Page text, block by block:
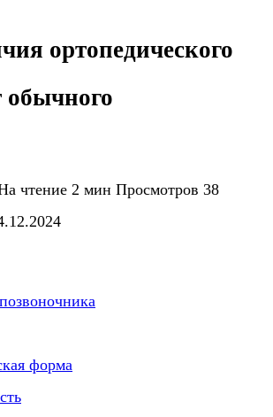
ортопедического
обычного
чтение 2 мин Просмотров 38
форма